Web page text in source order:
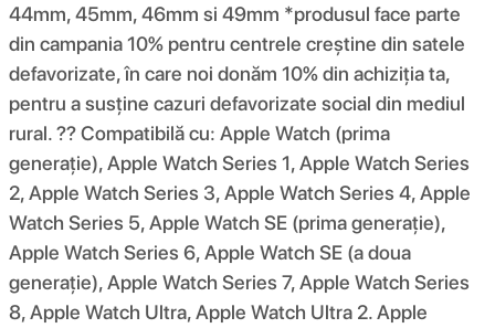
44mm, 45mm, 46mm si 49mm *produsul face parte
din campania 10% pentru centrele creștine din satele
defavorizate, în care noi donăm 10% din achiziția ta,
pentru a susține cazuri defavorizate social din mediul
rural. ?? Compatibilă cu: Apple Watch (prima
generație), Apple Watch Series 1, Apple Watch Series
2, Apple Watch Series 3, Apple Watch Series 4, Apple
Watch Series 5, Apple Watch SE (prima generație),
Apple Watch Series 6, Apple Watch SE (a doua
generație), Apple Watch Series 7, Apple Watch Series
8, Apple Watch Ultra, Apple Watch Ultra 2. Apple